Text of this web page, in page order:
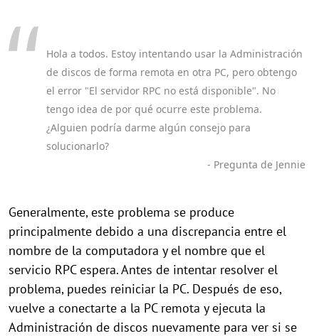
Hola a todos. Estoy intentando usar la Administración
de discos de forma remota en otra PC, pero obtengo
el error "El servidor RPC no está disponible". No
tengo idea de por qué ocurre este problema.
¿Alguien podría darme algún consejo para
solucionarlo?
- Pregunta de Jennie
Generalmente, este problema se produce
principalmente debido a una discrepancia entre el
nombre de la computadora y el nombre que el
servicio RPC espera. Antes de intentar resolver el
problema, puedes reiniciar la PC. Después de eso,
vuelve a conectarte a la PC remota y ejecuta la
Administración de discos nuevamente para ver si se